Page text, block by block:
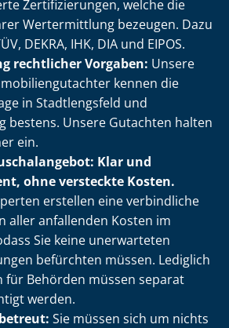
Zer­ti­fi­zie­run­gen, welche die
Wertermittlung bezeugen. Dazu
DEKRA, IHK, DIA und EIPOS.
rechtlicher Vorgaben: Unsere
kennen die
in Stadtlengsfeld und
bestens. Unsere Gutachten halten
ein.
Klar und
ohne versteckte Kosten.
erstellen eine verbindliche
aller anfallenden Kosten im
Sie keine unerwarteten
befürchten müssen. Lediglich
für Behörden müssen separat
werden.
Sie müssen sich um nichts